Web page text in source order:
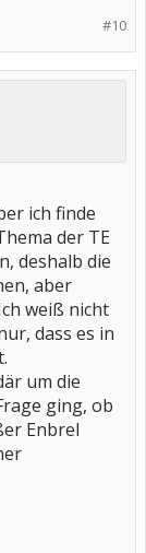
#10
ich finde
der TE
deshalb die
aber
weiß nicht
dass es in
um die
ging, ob
Enbrel